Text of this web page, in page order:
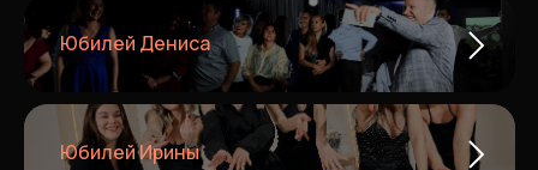
Юбилей Дениса
Юбилей Ирины